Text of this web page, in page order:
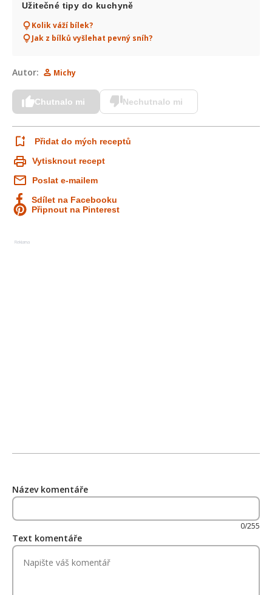
Užitečné tipy do kuchyně
Kolik váží bílek?
Jak z bílků vyšlehat pevný sníh?
Autor: Michy
Chutnalo mi Nechutnalo mi
Přidat do mých receptů
Vytisknout recept
Poslat e-mailem
Sdílet na Facebooku
Připnout na Pinterest
Reklama
Název komentáře
0/255
Text komentáře